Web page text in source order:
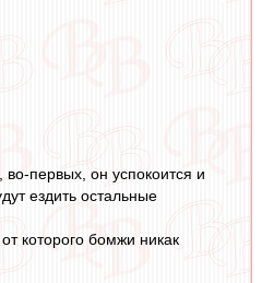
во-первых, он успокоится и
ездить остальные
которого бомжи никак